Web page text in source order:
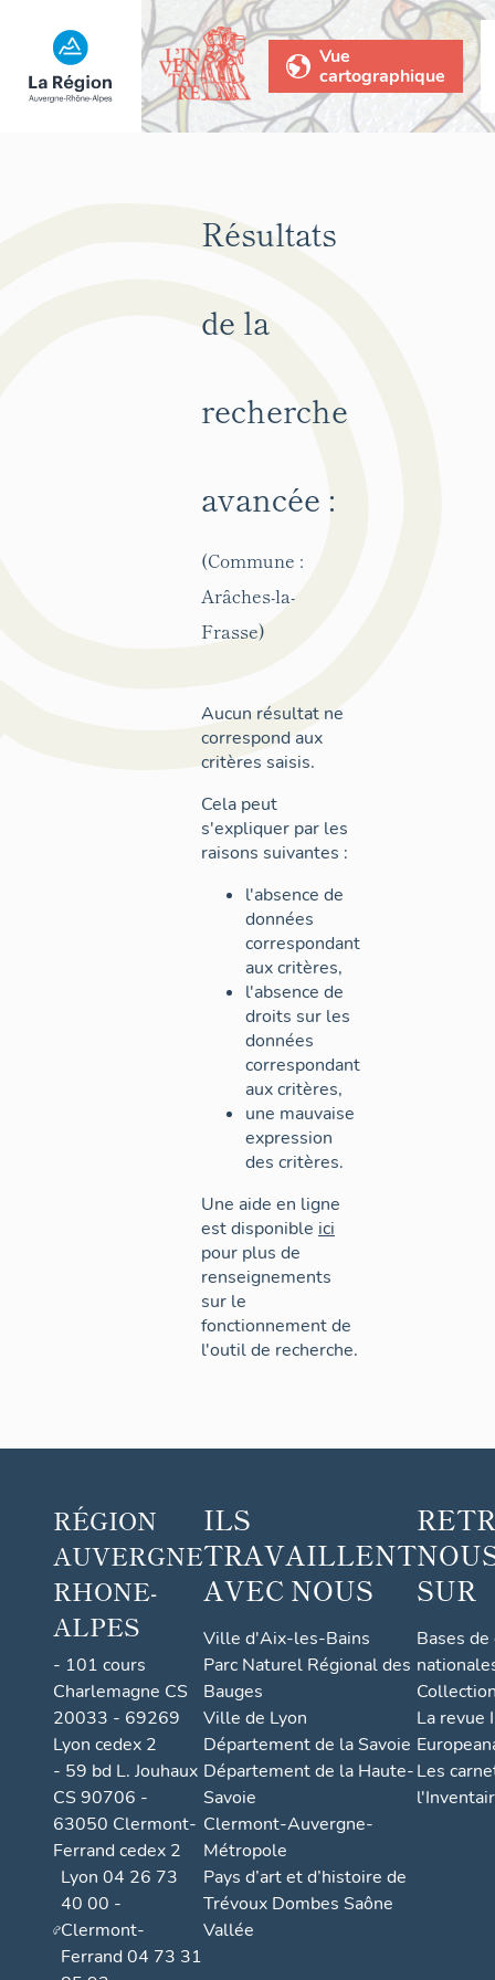
Vue
cartographique
Résultats
de la
recherche
avancée :
(Commune :
Arâches-la-
Frasse)
Aucun résultat ne
correspond aux
critères saisis.
Cela peut
s'expliquer par les
raisons suivantes :
l'absence de
données
correspondant
aux critères,
l'absence de
droits sur les
données
correspondant
aux critères,
une mauvaise
expression
des critères.
Une aide en ligne
est disponible ici
pour plus de
renseignements
sur le
fonctionnement de
l'outil de recherche.
RÉGION
AUVERGNE
RHONE-
ALPES
- 101 cours
Charlemagne CS
20033 - 69269
Lyon cedex 2
- 59 bd L. Jouhaux
CS 90706 -
63050 Clermont-
Ferrand cedex 2
Lyon 04 26 73
40 00 -
Clermont-
Ferrand 04 73 31
ILS
TRAVAILLENT
AVEC NOUS
Ville d'Aix-les-Bains
Parc Naturel Régional des
Bauges
Ville de Lyon
Département de la Savoie
Département de la Haute-
Savoie
Clermont-Auvergne-
Métropole
Pays d’art et d’histoire de
Trévoux Dombes Saône
Vallée
SUR
Bases
La revue
Les